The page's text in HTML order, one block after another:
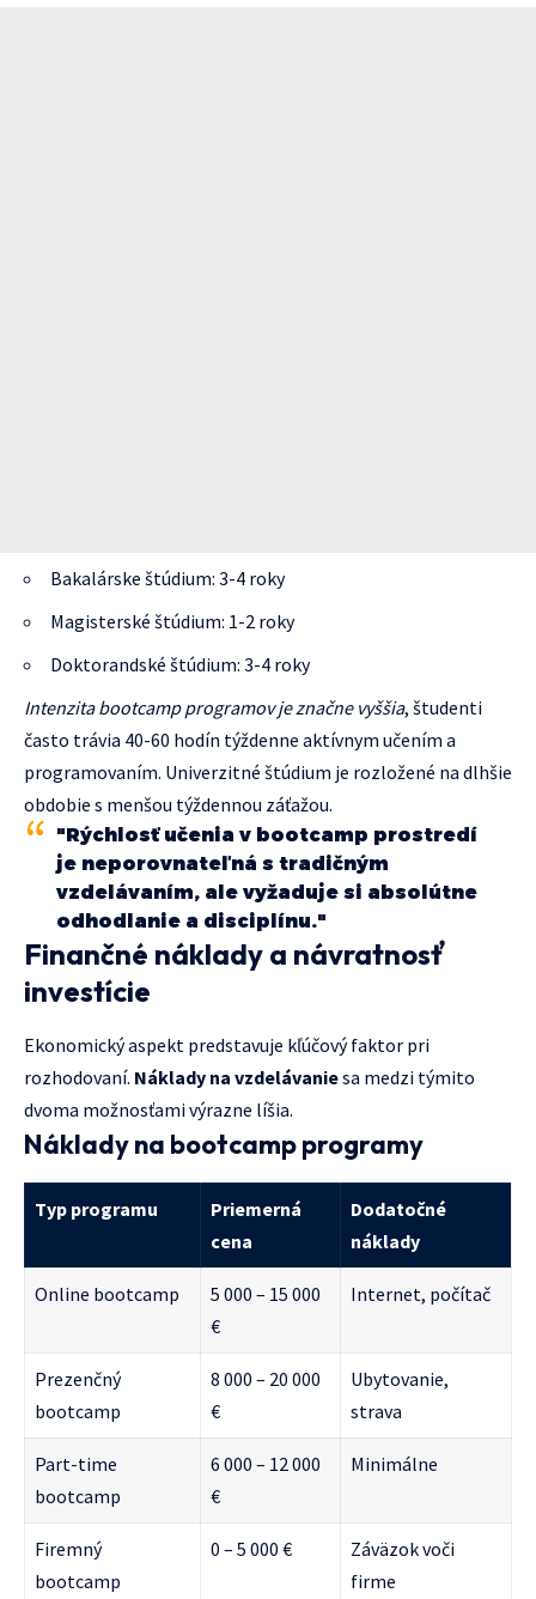
Bakalárske štúdium: 3-4 roky
Magisterské štúdium: 1-2 roky
Doktorandské štúdium: 3-4 roky
Intenzita bootcamp programov je značne vyššia, študenti
často trávia 40-60 hodín týždenne aktívnym učením a
programovaním. Univerzitné štúdium je rozložené na dlhšie
obdobie s menšou týždennou záťažou.
"Rýchlosť učenia v bootcamp prostredí
je neporovnateľná s tradičným
vzdelávaním, ale vyžaduje si absolútne
odhodlanie a disciplínu."
Finančné náklady a návratnosť
investície
Ekonomický aspekt predstavuje kľúčový faktor pri
rozhodovaní. Náklady na vzdelávaniesa medzi týmito
dvoma možnosťami výrazne líšia.
Náklady na bootcamp programy
Typ programu
Priemerná
cena
Dodatočné
náklady
Online bootcamp
5 000 – 15 000
€
Internet, počítač
Prezenčný
bootcamp
8 000 – 20 000
€
Ubytovanie,
strava
Part-time
bootcamp
6 000 – 12 000
€
Minimálne
Firemný
bootcamp
0 – 5 000 €
Záväzok voči
firme